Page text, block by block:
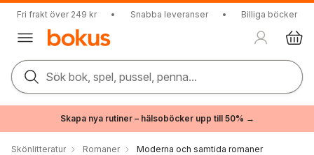
Fri frakt över 249 kr • Snabba leveranser • Billiga böcker
Sök bok, spel, pussel, penna...
Skapa nya rutiner – hälsoböcker upp till 50% →
Skönlitteratur Romaner Moderna och samtida romaner